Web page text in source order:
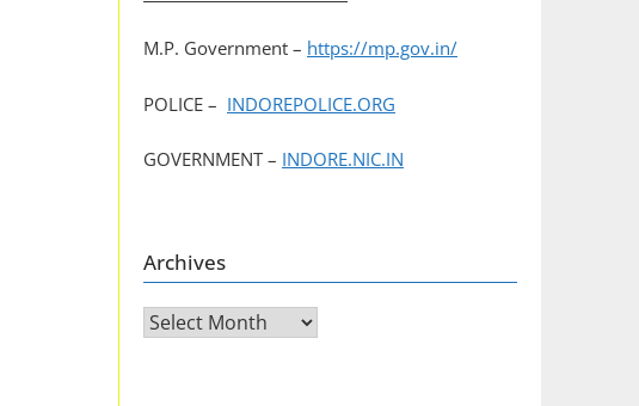
M.P. Government – https://mp.gov.in/
POLICE – INDOREPOLICE.ORG
GOVERNMENT – INDORE.NIC.IN
Archives
Archives